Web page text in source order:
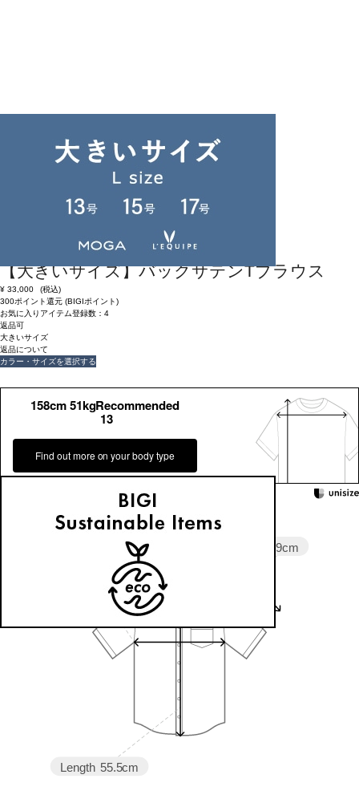
【大きいサイズ】バックサテンTブラウス
¥ 33,000
(税込)
300ポイント還元 (BIGIポイント)
お気に入りアイテム登録数： 4
返品可
大きいサイズ
返品について
カラー・サイズを選択する
158cm 51kgRecommended
13
Find out more on your body type
29cm
Length 55.5cm
40cm